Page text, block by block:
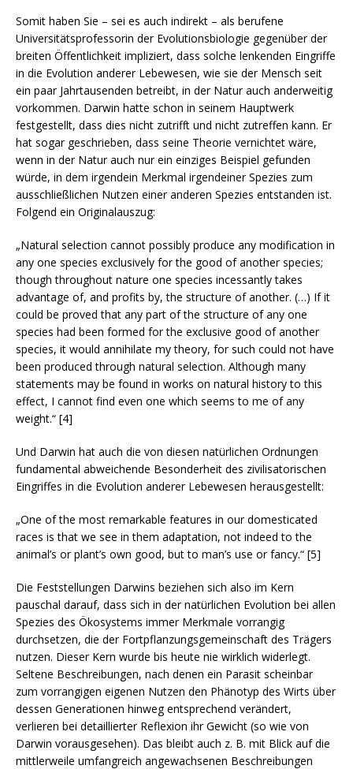
Somit haben Sie – sei es auch indirekt – als berufene
Universitätsprofessorin der Evolutionsbiologie gegenüber der
breiten Öffentlichkeit impliziert, dass solche lenkenden Eingriffe
in die Evolution anderer Lebewesen, wie sie der Mensch seit
ein paar Jahrtausenden betreibt, in der Natur auch anderweitig
vorkommen. Darwin hatte schon in seinem Hauptwerk
festgestellt, dass dies nicht zutrifft und nicht zutreffen kann. Er
hat sogar geschrieben, dass seine Theorie vernichtet wäre,
wenn in der Natur auch nur ein einziges Beispiel gefunden
würde, in dem irgendein Merkmal irgendeiner Spezies zum
ausschließlichen Nutzen einer anderen Spezies entstanden ist.
Folgend ein Originalauszug:
„Natural selection cannot possibly produce any modification in
any one species exclusively for the good of another species;
though throughout nature one species incessantly takes
advantage of, and profits by, the structure of another. (…) If it
could be proved that any part of the structure of any one
species had been formed for the exclusive good of another
species, it would annihilate my theory, for such could not have
been produced through natural selection. Although many
statements may be found in works on natural history to this
effect, I cannot find even one which seems to me of any
weight.“ [4]
Und Darwin hat auch die von diesen natürlichen Ordnungen
fundamental abweichende Besonderheit des zivilisatorischen
Eingriffes in die Evolution anderer Lebewesen herausgestellt:
„One of the most remarkable features in our domesticated
races is that we see in them adaptation, not indeed to the
animal’s or plant’s own good, but to man’s use or fancy.“ [5]
Die Feststellungen Darwins beziehen sich also im Kern
pauschal darauf, dass sich in der natürlichen Evolution bei allen
Spezies des Ökosystems immer Merkmale vorrangig
durchsetzen, die der Fortpflanzungsgemeinschaft des Trägers
nutzen. Dieser Kern wurde bis heute nie wirklich widerlegt.
Seltene Beschreibungen, nach denen ein Parasit scheinbar
zum vorrangigen eigenen Nutzen den Phänotyp des Wirts über
dessen Generationen hinweg entsprechend verändert,
verlieren bei detaillierter Reflexion ihr Gewicht (so wie von
Darwin vorausgesehen). Das bleibt auch z. B. mit Blick auf die
mittlerweile umfangreich angewachsenen Beschreibungen